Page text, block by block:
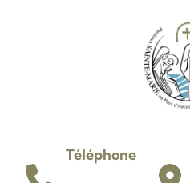
Téléphone